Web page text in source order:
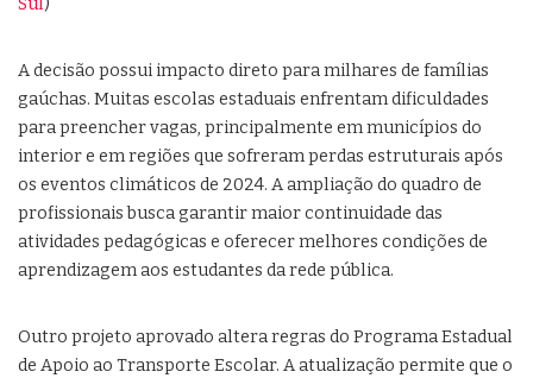
A decisão possui impacto direto para milhares de famílias
gaúchas. Muitas escolas estaduais enfrentam dificuldades
para preencher vagas, principalmente em municípios do
interior e em regiões que sofreram perdas estruturais após
os eventos climáticos de 2024. A ampliação do quadro de
profissionais busca garantir maior continuidade das
atividades pedagógicas e oferecer melhores condições de
aprendizagem aos estudantes da rede pública.
Outro projeto aprovado altera regras do Programa Estadual
de Apoio ao Transporte Escolar. A atualização permite que o